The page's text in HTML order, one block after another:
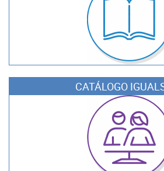
CATÁLOGO